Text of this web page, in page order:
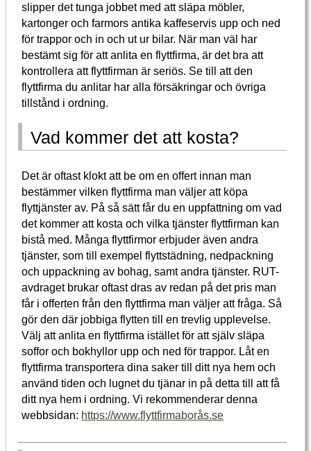
slipper det tunga jobbet med att släpa möbler,
kartonger och farmors antika kaffeservis upp och ned
för trappor och in och ut ur bilar. När man väl har
bestämt sig för att anlita en flyttfirma, är det bra att
kontrollera att flyttfirman är seriös. Se till att den
flyttfirma du anlitar har alla försäkringar och övriga
tillstånd i ordning.
Vad kommer det att kosta?
Det är oftast klokt att be om en offert innan man
bestämmer vilken flyttfirma man väljer att köpa
flyttjänster av. På så sätt får du en uppfattning om vad
det kommer att kosta och vilka tjänster flyttfirman kan
bistå med. Många flyttfirmor erbjuder även andra
tjänster, som till exempel flyttstädning, nedpackning
och uppackning av bohag, samt andra tjänster. RUT-
avdraget brukar oftast dras av redan på det pris man
får i offerten från den flyttfirma man väljer att fråga. Så
gör den där jobbiga flytten till en trevlig upplevelse.
Välj att anlita en flyttfirma istället för att själv släpa
soffor och bokhyllor upp och ned för trappor. Låt en
flyttfirma transportera dina saker till ditt nya hem och
använd tiden och lugnet du tjänar in på detta till att få
ditt nya hem i ordning. Vi rekommenderar denna
webbsidan: https://www.flyttfirmaborås.se